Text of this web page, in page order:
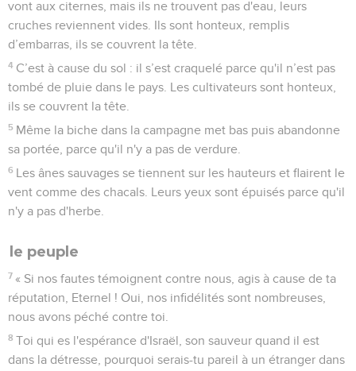
vont aux citernes, mais ils ne trouvent pas d'eau, leurs
cruches reviennent vides. Ils sont honteux, remplis
d’embarras, ils se couvrent la tête.
4 C’est à cause du sol : il s’est craquelé parce qu'il n’est pas
tombé de pluie dans le pays. Les cultivateurs sont honteux,
ils se couvrent la tête.
5 Même la biche dans la campagne met bas puis abandonne
sa portée, parce qu'il n'y a pas de verdure.
6 Les ânes sauvages se tiennent sur les hauteurs et flairent le
vent comme des chacals. Leurs yeux sont épuisés parce qu'il
n'y a pas d'herbe.
le peuple
7 « Si nos fautes témoignent contre nous, agis à cause de ta
réputation, Eternel ! Oui, nos infidélités sont nombreuses,
nous avons péché contre toi.
8 Toi qui es l'espérance d'Israël, son sauveur quand il est
dans la détresse, pourquoi serais-tu pareil à un étranger dans